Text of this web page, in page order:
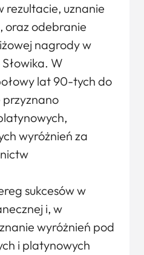
rezultacie, uznanie
oraz odebranie
nagrody w
W
lat 90-tych do
przyznano
wyróżnień za
sukcesów w
i, w
wyróżnień pod
i platynowych